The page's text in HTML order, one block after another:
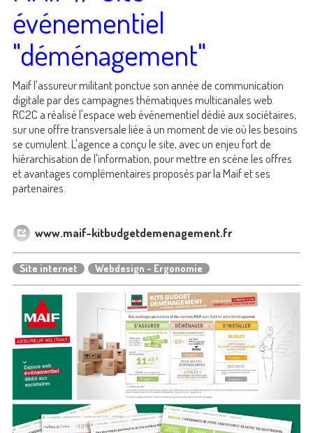
événementiel
"déménagement"
Maif l'assureur militant ponctue son année de communication
digitale par des campagnes thématiques multicanales web.
RC2C a réalisé l'espace web événementiel dédié aux sociétaires,
sur une offre transversale liée à un moment de vie où les besoins
se cumulent. L'agence a conçu le site, avec un enjeu fort de
hiérarchisation de l'information, pour mettre en scène les offres
et avantages complémentaires proposés par la Maif et ses
partenaires.
www.maif-kitbudgetdemenagement.fr
Site internet Webdesign - Ergonomie